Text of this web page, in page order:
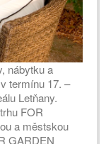
nábytku a
termínu 17. –
Letňany.
FOR
a městskou
GARDEN